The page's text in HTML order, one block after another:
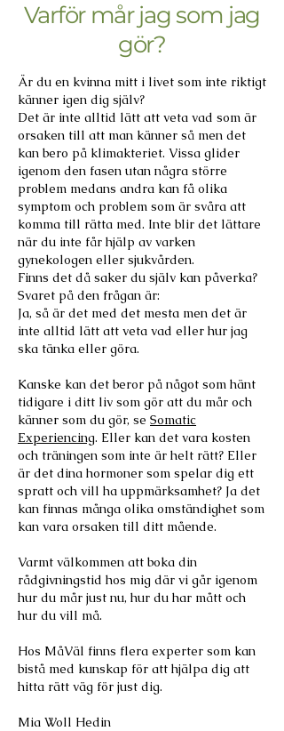
Varför mår jag som jag
gör?
Är du en kvinna mitt i livet som inte riktigt
känner igen dig själv?
Det är inte alltid lätt att veta vad som är
orsaken till att man känner så men det
kan bero på klimakteriet. Vissa glider
igenom den fasen utan några större
problem medans andra kan få olika
symptom och problem som är svåra att
komma till rätta med. Inte blir det lättare
när du inte får hjälp av varken
gynekologen eller sjukvården.
Finns det då saker du själv kan påverka?
Svaret på den frågan är:
Ja, så är det med det mesta men det är
inte alltid lätt att veta vad eller hur jag
ska tänka eller göra.
Kanske kan det beror på något som hänt
tidigare i ditt liv som gör att du mår och
känner som du gör, se Somatic
Experiencing. Eller kan det vara kosten
och träningen som inte är helt rätt? Eller
är det dina hormoner som spelar dig ett
spratt och vill ha uppmärksamhet? Ja det
kan finnas många olika omständighet som
kan vara orsaken till ditt mående.
Varmt välkommen att boka din
rådgivningstid hos mig där vi går igenom
hur du mår just nu, hur du har mått och
hur du vill må.
Hos MåVäl finns flera experter som kan
bistå med kunskap för att hjälpa dig att
hitta rätt väg för just dig.
Mia Woll Hedin